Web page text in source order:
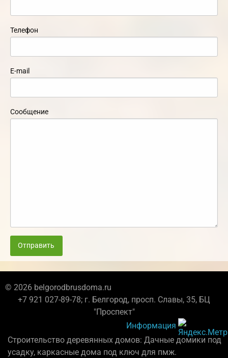
Телефон
E-mail
Сообщение
Отправить
© 2026 belgorodbrusdoma.ru
+7 921 027-89-78; г. Белгород, просп. Славы, 35, БЦ
"Проспект"
Информация
Строительство деревянных домов: Дачные домики под
усадку, каркасные дома под ключ для пмж.